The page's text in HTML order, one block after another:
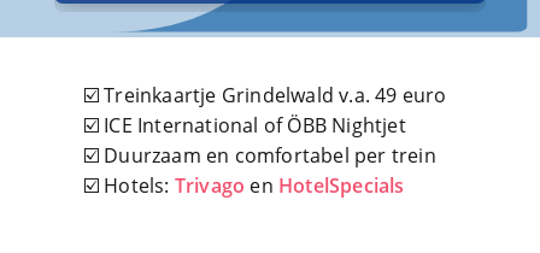
☑️ Treinkaartje Grindelwald v.a. 49 euro
☑️ ICE International of ÖBB Nightjet
☑️ Duurzaam en comfortabel per trein
☑️ Hotels: Trivago en HotelSpecials